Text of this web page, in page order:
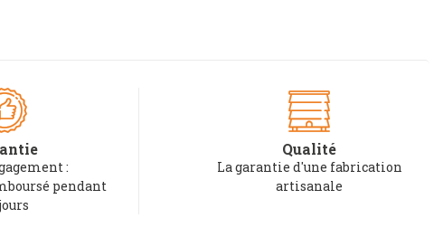
:
pendant
Qualité
La garantie d'une fabrication
artisanale